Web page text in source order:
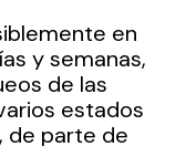
en
y semanas,
de las
estados
de parte de